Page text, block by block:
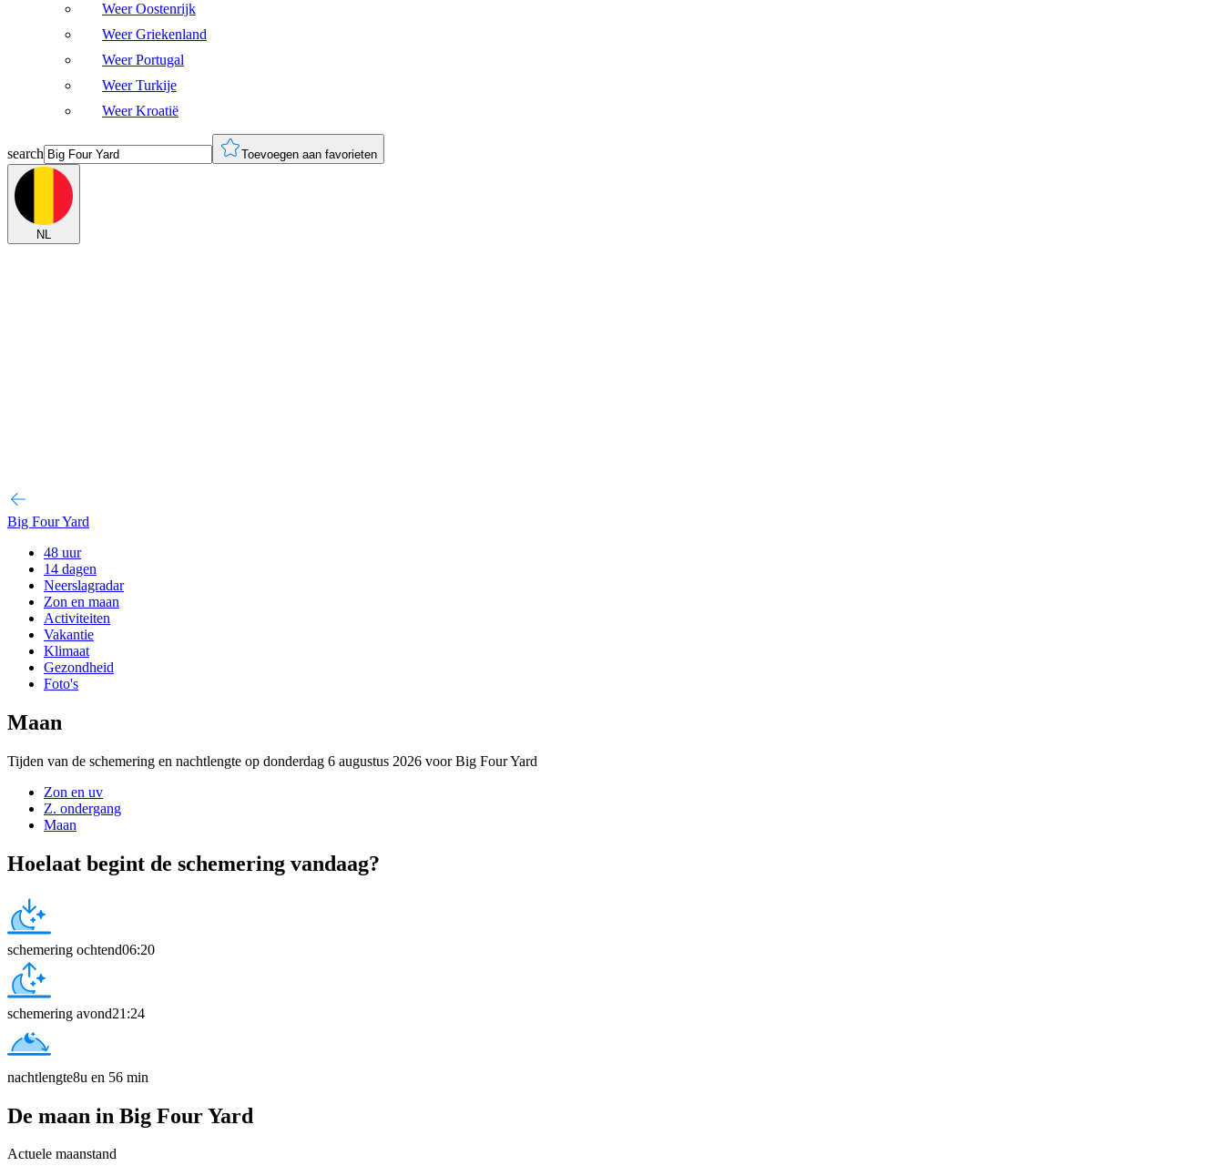
Weer Oostenrijk
Weer Griekenland
Weer Portugal
Weer Turkije
Weer Kroatië
search Toevoegen aan favorieten
NL
Big Four Yard
48 uur
14 dagen
Neerslagradar
Zon en maan
Activiteiten
Vakantie
Klimaat
Gezondheid
Foto's
Maan
Tijden van de schemering en nachtlengte op donderdag 6 augustus 2026 voor Big Four Yard
Zon en uv
Z. ondergang
Maan
Hoelaat begint de schemering vandaag?
schemering ochtend06:20
schemering avond21:24
nachtlengte8u en 56 min
De maan in Big Four Yard
Actuele maanstand